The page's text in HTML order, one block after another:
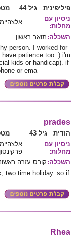
פיליפינית גיל 44
ניסיון עם
מחלות:
השכלה: תואר ראשון
person. I worked for
patience too :).i'm
kids or handicap). if
or ema
prades
הודית גיל 43
ניסיון עם
מחלות:
השכלה:קורס עזרה
two time holiday. so if
Rhea